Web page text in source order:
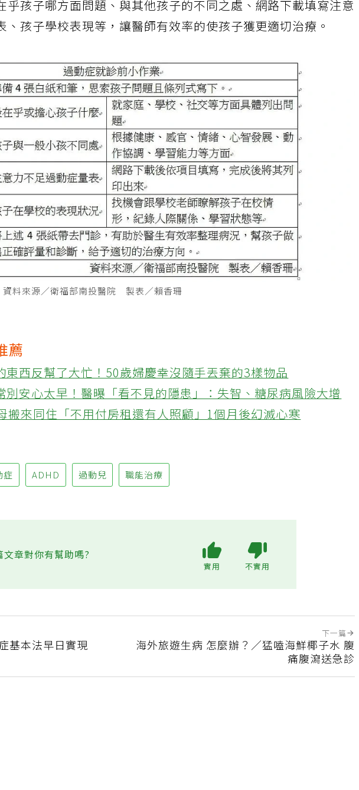
乎孩子哪方面問題、與其他孩子的不同之處、網路下載填寫注意
、孩子學校表現等，讓醫師有效率的使孩子獲更適切治療。
資料來源／衛福部南投醫院 製表／賴香珊
薦
西反幫了大忙！50歲婦慶幸沒隨手丟棄的3樣物品
安心太早！醫曝「看不見的隱患」：失智、糖尿病風險大增
來同住「不用付房租還有人照顧」1個月後幻滅心寒
症 ADHD 過動兒 職能治療
文章對你有幫助嗎?
基本法早日實現
下一篇
海外旅遊生病 怎麼辦？／猛嗑海鮮椰子水 腹
痛腹瀉送急診